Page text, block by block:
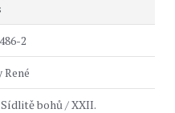
2
René
bohů / XXII.